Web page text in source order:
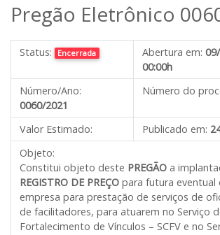
Pregão Eletrônico
Status: Encerrada Abertura em:
00:00h
Número/Ano:
0060/2021
Número do
Valor Estimado: Publicado em:
Objeto:
Constitui objeto deste PREGÃO a
REGISTRO DE PREÇO para futura
empresa para prestação de serviços de
de facilitadores, para atuarem no Serviço
Fortalecimento de Vínculos – SCFV e no